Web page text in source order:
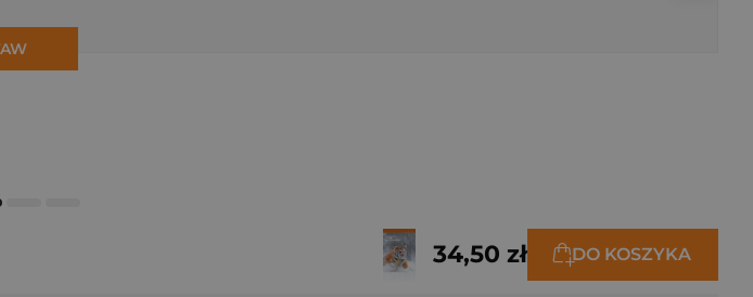
34,50 zł DO KOSZYKA